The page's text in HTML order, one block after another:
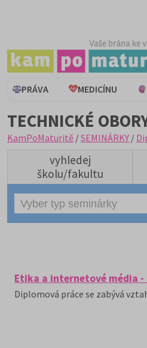
PRÁVA MEDICÍNU
TECHNICKÉ
KamPoMaturitě /SEMINÁRKY /
vyhledej
školu/fakultu
Etika a internetové média
Diplomová práce se zabývá